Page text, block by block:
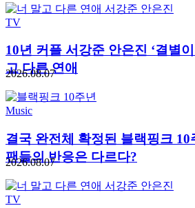
TV
10년 커플 서강준 안은진 ‘결별
고 다른 연애
2026.08.07
Music
결국 완전체 확정된 블랙핑크
팬들의 반응은 다르다?
2026.08.07
TV